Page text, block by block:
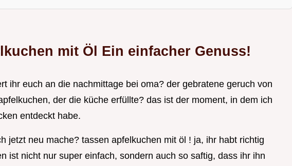
mit Öl Ein einfacher Genuss!
ihr euch an die nachmittage bei oma? der gebratene geruch von
der die küche erfüllte? das ist der moment, in dem ich
entdeckt habe.
jetzt neu mache? tassen apfelkuchen mit öl ! ja, ihr habt richtig
ist nicht nur super einfach, sondern auch so saftig, dass ihr ihn